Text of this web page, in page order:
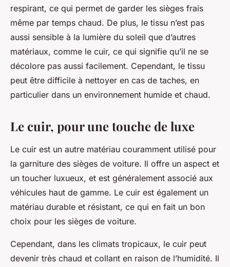
respirant, ce qui permet de garder les sièges frais
même par temps chaud. De plus, le tissu n’est pas
aussi sensible à la lumière du soleil que d’autres
matériaux, comme le cuir, ce qui signifie qu’il ne se
décolore pas aussi facilement. Cependant, le tissu
peut être difficile à nettoyer en cas de taches, en
particulier dans un environnement humide et chaud.
Le cuir, pour une touche de luxe
Le cuir est un autre matériau couramment utilisé pour
la garniture des sièges de voiture. Il offre un aspect et
un toucher luxueux, et est généralement associé aux
véhicules haut de gamme. Le cuir est également un
matériau durable et résistant, ce qui en fait un bon
choix pour les sièges de voiture.
Cependant, dans les climats tropicaux, le cuir peut
devenir très chaud et collant en raison de l’humidité. Il